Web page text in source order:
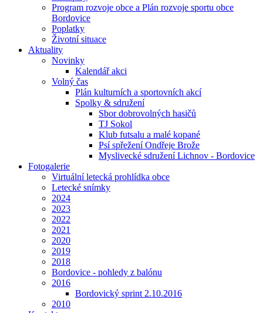
Program rozvoje obce a Plán rozvoje sportu obce
Bordovice
Poplatky
Životní situace
Aktuality
Novinky
Kalendář akci
Volný čas
Plán kulturních a sportovních akcí
Spolky & sdružení
Sbor dobrovolných hasičů
TJ Sokol
Klub futsalu a malé kopané
Psí spřežení Ondřeje Brože
Myslivecké sdružení Lichnov - Bordovice
Fotogalerie
Virtuální letecká prohlídka obce
Letecké snímky
2024
2023
2022
2021
2020
2019
2018
Bordovice - pohledy z balónu
2016
Bordovický sprint 2.10.2016
2010